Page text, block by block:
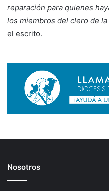
reparación para quienes
los miembros del clero de la
el escrito.
Nosotros